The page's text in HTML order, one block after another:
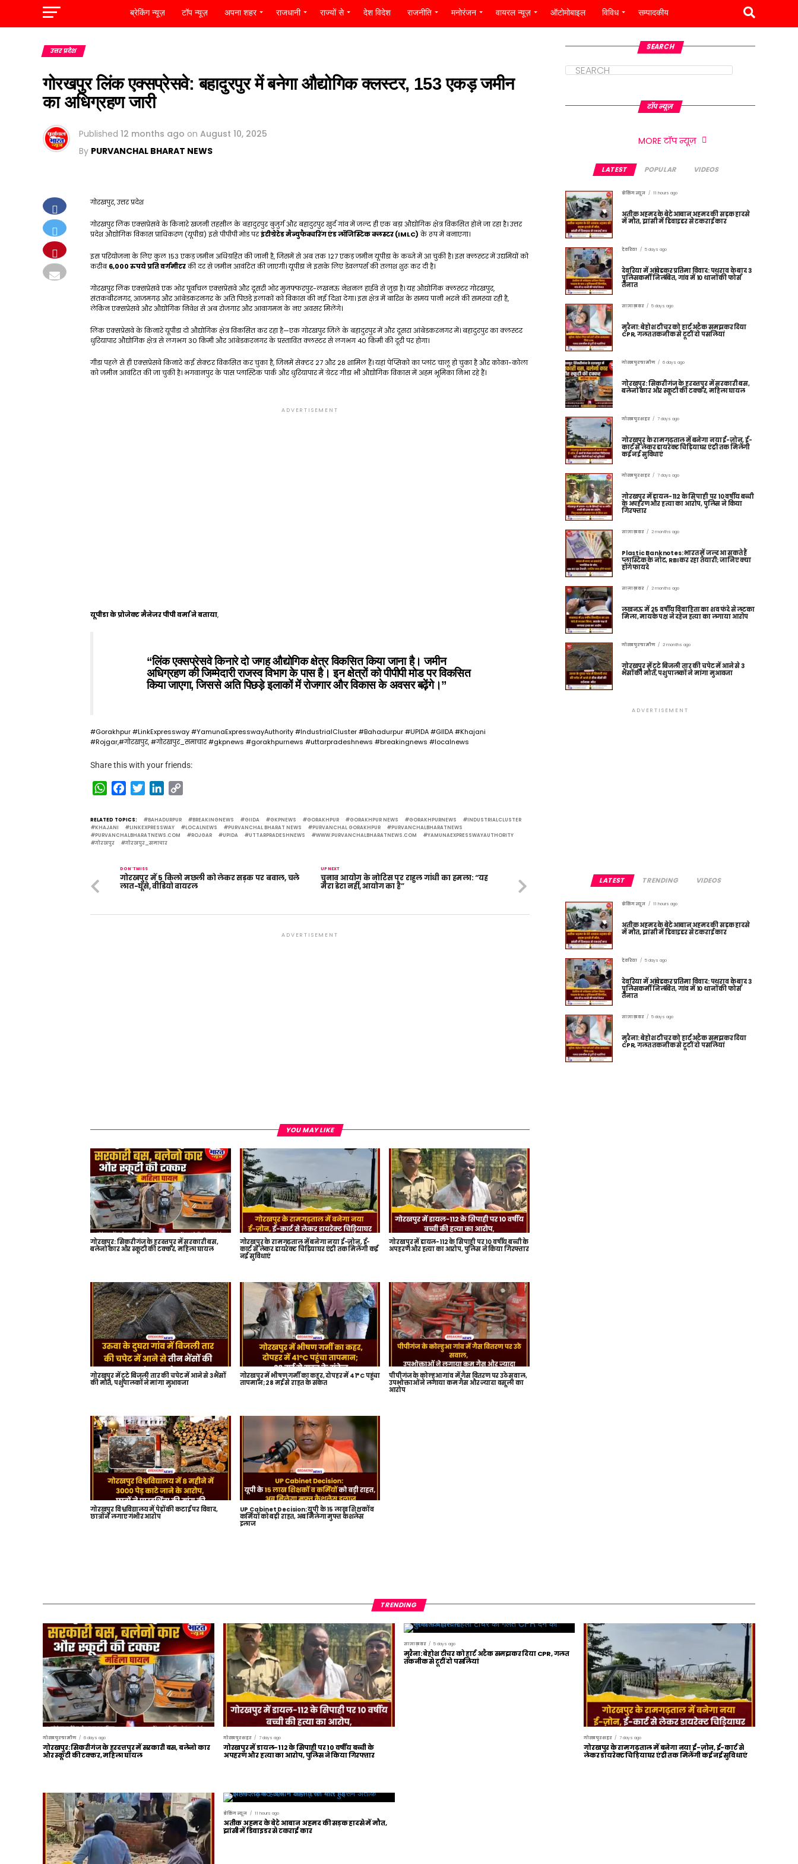
ब्रेकिंग न्यूज़ टॉप न्यूज़ अपना शहर राजधानी राज्यों से देश विदेश राजनीति मनोरंजन वायरल न्यूज़ ऑटोमोबाइल विविध सम्पादकीय
उत्तर प्रदेश
गोरखपुर लिंक एक्सप्रेसवे: बहादुरपुर में बनेगा औद्योगिक क्लस्टर, 153 एकड़ जमीन
का अधिग्रहण जारी
Published 12 months ago on August 10, 2025
By PURVANCHAL BHARAT NEWS
गोरखपुर, उत्तर प्रदेश
गोरखपुर लिंक एक्सप्रेसवे के किनारे खजनी तहसील के बहादुरपुर बुजुर्ग और बहादुरपुर खुर्द गांव में जल्द ही एक बड़ा औद्योगिक क्षेत्र विकसित होने जा रहा है। उत्तर
प्रदेश औद्योगिक विकास प्राधिकरण (यूपीडा) इसे पीपीपी मोड परइंटीग्रेटेड मैन्युफैक्चरिंग एंड लॉजिस्टिक क्लस्टर (IMLC) के रूप में बनाएगा।
इस परियोजना के लिए कुल 153 एकड़ जमीन अधिग्रहित की जानी है, जिसमें से अब तक 127 एकड़ जमीन यूपीडा के कब्जे में आ चुकी है। इस क्लस्टर में उद्यमियों को
करीब6,000 रुपये प्रति वर्गमीटरकी दर से जमीन आवंटित की जाएगी। यूपीडा ने इसके लिए डेवलपर्स की तलाश शुरू कर दी है।
गोरखपुर लिंक एक्सप्रेसवे एक ओर पूर्वांचल एक्सप्रेसवे और दूसरी ओर मुजफ्फरपुर-लखनऊ नेशनल हाईवे से जुड़ा है। यह औद्योगिक क्लस्टर गोरखपुर,
संतकबीरनगर, आजमगढ़ और आंबेडकरनगर के अति पिछड़े इलाकों को विकास की नई दिशा देगा। इस क्षेत्र में बारिश के समय पानी भरने की समस्या रही है,
लेकिन एक्सप्रेसवे और औद्योगिक निवेश से अब रोजगार और आवागमन के नए अवसर मिलेंगे।
लिंक एक्सप्रेसवे के किनारे यूपीडा दो औद्योगिक क्षेत्र विकसित कर रहा है—एक गोरखपुर जिले के बहादुरपुर में और दूसरा आंबेडकरनगर में। बहादुरपुर का क्लस्टर
धुरियापार औद्योगिक क्षेत्र से लगभग 30 किमी और आंबेडकरनगर के प्रस्तावित क्लस्टर से लगभग 40 किमी की दूरी पर होगा।
गीडा पहले से ही एक्सप्रेसवे किनारे कई सेक्टर विकसित कर चुका है, जिनमें सेक्टर 27 और 28 शामिल हैं। यहां पेप्सिको का प्लांट चालू हो चुका है और कोका-कोला
को जमीन आवंटित की जा चुकी है। भगवानपुर के पास प्लास्टिक पार्क और धुरियापार में ग्रेटर गीडा भी औद्योगिक विकास में अहम भूमिका निभा रहे हैं।
ADVERTISEMENT
यूपीडा के प्रोजेक्ट मैनेजर पीपी वर्मा ने बताया,
“लिंक एक्सप्रेसवे किनारे दो जगह औद्योगिक क्षेत्र विकसित किया जाना है। जमीन
अधिग्रहण की जिम्मेदारी राजस्व विभाग के पास है। इन क्षेत्रों को पीपीपी मोड पर विकसित
किया जाएगा, जिससे अति पिछड़े इलाकों में रोजगार और विकास के अवसर बढ़ेंगे।”
#Gorakhpur #LinkExpressway #YamunaExpresswayAuthority #IndustrialCluster #Bahadurpur #UPIDA #GIIDA #Khajani
#Rojgar,#गोरखपुर, #गोरखपुर_समाचार #gkpnews #gorakhpurnews #uttarpradeshnews #breakingnews #localnews
Share this with your friends:
WhatsAppFacebookTwitterLinkedIn
RELATED TOPICS: BAHADURPUR BREAKINGNEWS GIIDA GKPNEWS GORAKHPUR GORAKHPUR NEWS GORAKHPURNEWS
INDUSTRIALCLUSTER
KHAJANI
LINKEXPRESSWAY LOCALNEWS PURVANCHAL BHARAT NEWS PURVANCHAL GORAKHPUR
PURVANCHALBHARATNEWS
PURVANCHALBHARATNEWS.COM
ROJGAR UPIDA UTTARPRADESHNEWS WWW.PURVANCHALBHARATNEWS.COM
YAMUNAEXPRESSWAYAUTHORITY
गोरखपुर
गोरखपुर_समाचार
UP NEXT
चुनाव आयोग के नोटिस पर राहुल गांधी का हमला: “यह
मेरा डेटा नहीं, आयोग का है”
DON'T MISS
गोरखपुर में 5 किलो मछली को लेकर सड़क पर बवाल, चले
लात-घूंसे, वीडियो वायरल
ADVERTISEMENT
YOU MAY LIKE
गोरखपुर: सिकरीगंज के हरदत्तपुर में सरकारी बस,
बलेनो कार और स्कूटी की टक्कर, महिला घायल
गोरखपुर के रामगढ़ताल में बनेगा नया ई-ज़ोन, ई-
कार्ट से लेकर डायरेक्ट चिड़ियाघर एंट्री तक मिलेंगी कई
नई सुविधाएं
गोरखपुर में डायल-112 के सिपाही पर 10 वर्षीय बच्ची के
अपहरण और हत्या का आरोप, पुलिस ने किया गिरफ्तार
गोरखपुर में टूटे बिजली तार की चपेट में आने से 3 भैंसों
की मौत, पशुपालकों ने मांगा मुआवजा
गोरखपुर में भीषण गर्मी का कहर, दोपहर में 41°C पहुंचा
तापमान; 28 मई से राहत के संकेत
पीपीगंज के कोल्हुआ गांव में गैस वितरण पर उठे सवाल,
उपभोक्ताओं ने लगाया कम गैस और ज्यादा वसूली का
आरोप
गोरखपुर विश्वविद्यालय में पेड़ों की कटाई पर विवाद,
छात्रों ने लगाए गंभीर आरोप
UP Cabinet Decision: यूपी के 15 लाख शिक्षकों व
कर्मियों को बड़ी राहत, अब मिलेगा मुफ्त कैशलेस
इलाज
SEARCH
टॉप न्यूज़
MORE टॉप न्यूज़
LATEST POPULAR VIDEOS
ब्रेकिंग न्यूज़ 11 hours ago
अतीक अहमद के बेटे आबान अहमद की सड़क हादसे
में मौत, झांसी में डिवाइडर से टकराई कार
देवरिया 5 days ago
देवरिया में आंबेडकर प्रतिमा विवाद: पथराव के बाद 3
पुलिसकर्मी निलंबित, गांव में 10 थानों की फोर्स
तैनात
ताज़ा ख़बर 5 days ago
मुरैना: बेहोश टीचर को हार्ट अटैक समझकर दिया
CPR, गलत तकनीक से टूटीं दो पसलियां
गोरखपुर ग्रामीण 6 days ago
गोरखपुर: सिकरीगंज के हरदत्तपुर में सरकारी बस,
बलेनो कार और स्कूटी की टक्कर, महिला घायल
गोरखपुर शहर 7 days ago
गोरखपुर के रामगढ़ताल में बनेगा नया ई-ज़ोन, ई-
कार्ट से लेकर डायरेक्ट चिड़ियाघर एंट्री तक मिलेंगी
कई नई सुविधाएं
गोरखपुर शहर 7 days ago
गोरखपुर में डायल-112 के सिपाही पर 10 वर्षीय बच्ची
के अपहरण और हत्या का आरोप, पुलिस ने किया
गिरफ्तार
ताज़ा ख़बर 2 months ago
Plastic Banknotes: भारत में जल्द आ सकते हैं
प्लास्टिक के नोट, RBI कर रहा तैयारी; जानिए क्या
होंगे फायदे
ताज़ा ख़बर 2 months ago
लखनऊ में 25 वर्षीय विवाहिता का शव फंदे से लटका
मिला, मायके पक्ष ने दहेज हत्या का लगाया आरोप
गोरखपुर ग्रामीण 2 months ago
गोरखपुर में टूटे बिजली तार की चपेट में आने से 3
भैंसों की मौत, पशुपालकों ने मांगा मुआवजा
ADVERTISEMENT
LATEST TRENDING VIDEOS
ब्रेकिंग न्यूज़ 11 hours ago
अतीक अहमद के बेटे आबान अहमद की सड़क हादसे
में मौत, झांसी में डिवाइडर से टकराई कार
देवरिया 5 days ago
देवरिया में आंबेडकर प्रतिमा विवाद: पथराव के बाद 3
पुलिसकर्मी निलंबित, गांव में 10 थानों की फोर्स
तैनात
ताज़ा ख़बर 5 days ago
मुरैना: बेहोश टीचर को हार्ट अटैक समझकर दिया
CPR, गलत तकनीक से टूटीं दो पसलियां
TRENDING
गोरखपुर ग्रामीण 6 days ago
गोरखपुर: सिकरीगंज के हरदत्तपुर में सरकारी बस, बलेनो कार
और स्कूटी की टक्कर, महिला घायल
गोरखपुर शहर 7 days ago
गोरखपुर में डायल-112 के सिपाही पर 10 वर्षीय बच्ची के
अपहरण और हत्या का आरोप, पुलिस ने किया गिरफ्तार
ताज़ा ख़बर 5 days ago
मुरैना: बेहोश टीचर को हार्ट अटैक समझकर दिया CPR, गलत
तकनीक से टूटीं दो पसलियां
गोरखपुर शहर 7 days ago
गोरखपुर के रामगढ़ताल में बनेगा नया ई-ज़ोन, ई-कार्ट से
लेकर डायरेक्ट चिड़ियाघर एंट्री तक मिलेंगी कई नई सुविधाएं
ब्रेकिंग न्यूज़ 11 hours ago
अतीक अहमद के बेटे आबान अहमद की सड़क हादसे में मौत,
झांसी में डिवाइडर से टकराई कार